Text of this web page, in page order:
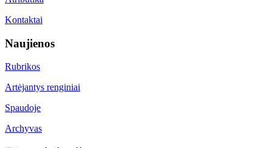
Kontaktai
Naujienos
Rubrikos
Artėjantys renginiai
Spaudoje
Archyvas